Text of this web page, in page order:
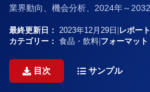
業界動向、機会分析、2024年～
最終更新日： 2023年12月29日 レポー
カテゴリー：
食品・飲料 フォーマット
目次 サンプル